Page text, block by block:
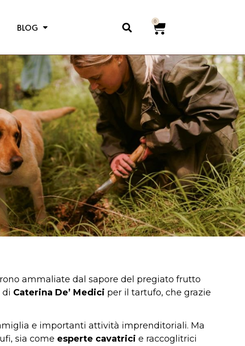
BLOG
0
ammaliate dal sapore del pregiato frutto
di Caterina De’ Medici per il tartufo, che grazie
e importanti attività imprenditoriali. Ma
sia come esperte cavatrici e raccoglitrici